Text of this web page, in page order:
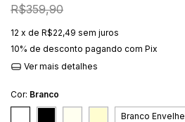
R$359,90
12 x de R$22,49 sem juros
10% de desconto pagando com Pix
Ver mais detalhes
Cor: Branco
Branco